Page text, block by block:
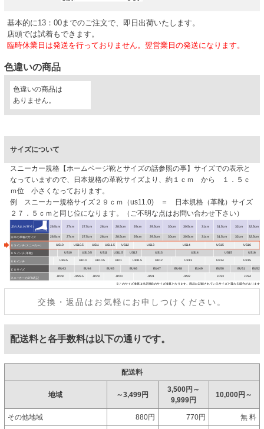
基本的に13：00までのご注文で、即日出荷いたします。
店頭では試着もできます。
臨時休業日は発送を行っておりません。翌営業日の発送になります。
色違いの商品
色違いの商品は
ありません。
サイズについて
交換・返品はお気軽にお申しつけください。
スニーカー規格【ホームページ靴とサイズの話参照の事】サイズでの表示と
なっていますので、日本規格の革靴サイズより、約１ｃｍ から １．５ｃ
ｍ位 小さくなっております。
例 スニーカー規格サイズ２９ｃｍ（us11.0) ＝ 日本規格（革靴）サイズ
２７．５ｃｍと同じ位になります。（ご不明な点はお問い合わせ下さい）
配送料と各手数料は以下の通りです。
配送料
地域 ～3,499円
3,500円～
9,999円
10,000円～
その他地域 880円 770円 無 料